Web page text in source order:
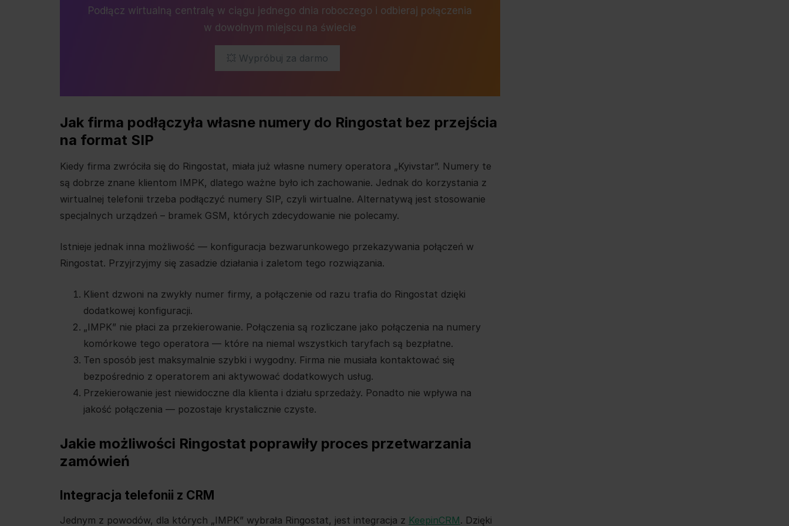
Podłącz wirtualną centralę w ciągu jednego dnia roboczego i odbieraj połączenia
w dowolnym miejscu na świecie
💥 Wypróbuj za darmo
Jak firma podłączyła własne numery do Ringostat bez przejścia
na format SIP
Kiedy firma zwróciła się do Ringostat, miała już własne numery operatora „Kyivstar”. Numery te
są dobrze znane klientom IMPK, dlatego ważne było ich zachowanie. Jednak do korzystania z
wirtualnej telefonii trzeba podłączyć numery SIP, czyli wirtualne. Alternatywą jest stosowanie
specjalnych urządzeń – bramek GSM, których zdecydowanie nie polecamy.
Istnieje jednak inna możliwość — konfiguracja bezwarunkowego przekazywania połączeń w
Ringostat. Przyjrzyjmy się zasadzie działania i zaletom tego rozwiązania.
Klient dzwoni na zwykły numer firmy, a połączenie od razu trafia do Ringostat dzięki
dodatkowej konfiguracji.
„IMPK” nie płaci za przekierowanie. Połączenia są rozliczane jako połączenia na numery
komórkowe tego operatora — które na niemal wszystkich taryfach są bezpłatne.
Ten sposób jest maksymalnie szybki i wygodny. Firma nie musiała kontaktować się
bezpośrednio z operatorem ani aktywować dodatkowych usług.
Przekierowanie jest niewidoczne dla klienta i działu sprzedaży. Ponadto nie wpływa na
jakość połączenia — pozostaje krystalicznie czyste.
Jakie możliwości Ringostat poprawiły proces przetwarzania
zamówień
Integracja telefonii z CRM
Jednym z powodów, dla których „IMPK” wybrała Ringostat, jest integracja z KeepinCRM. Dzięki